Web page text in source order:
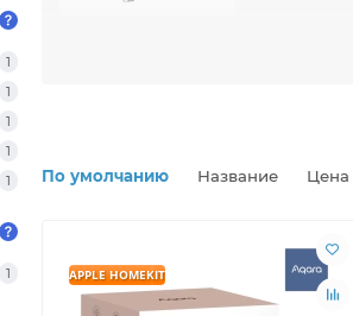
1
1
1
1
1
1
мониторинга через
Эти устройства поддерживают
Таким образом, умные
По умолчанию Название Цена
APPLE HOMEKIT